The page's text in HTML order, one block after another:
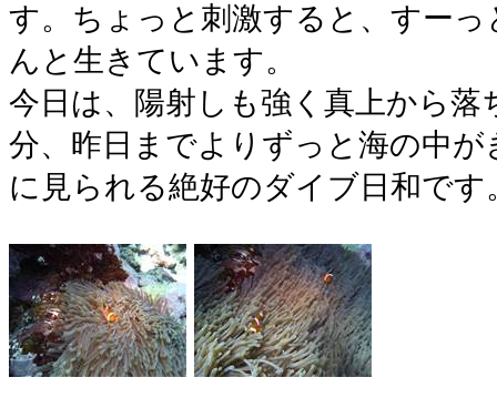
す。ちょっと刺激すると、すー
んと生きています。
今日は、陽射しも強く真上から落
分、昨日までよりずっと海の中
に見られる絶好のダイブ日和です